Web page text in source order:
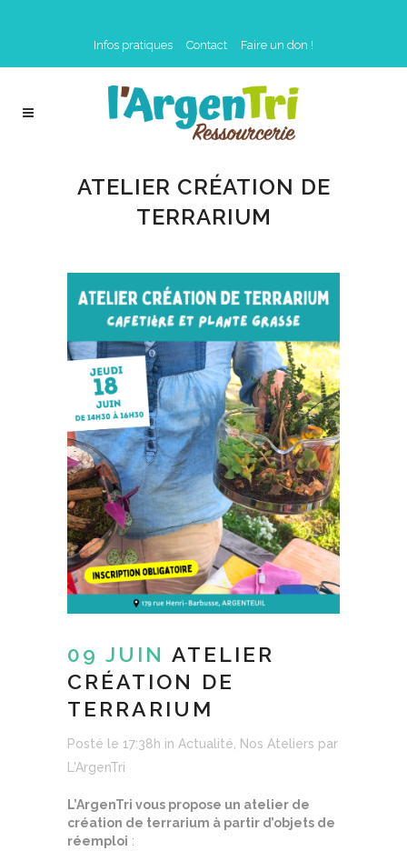
Infos pratiques Contact Faire un don !
ATELIER CRÉATION DE
TERRARIUM
09 JUIN ATELIER
CRÉATION DE
TERRARIUM
Posté le 17:38h in Actualité Nos Ateliers par
L'ArgenTri
L’ArgenTri vous propose un atelier de
création de terrarium à partir d’objets de
réemploi :